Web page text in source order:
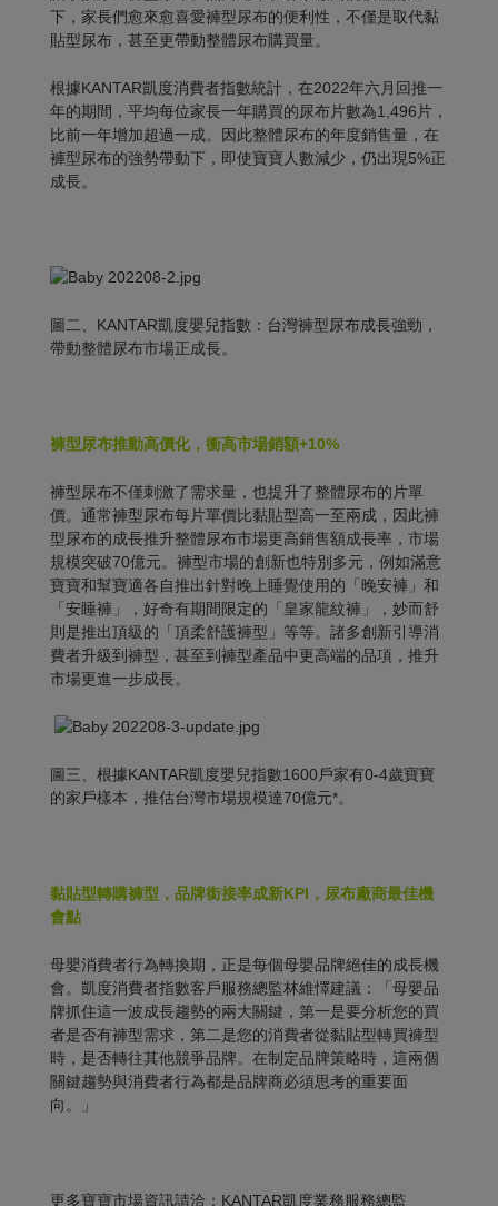
下，家長們愈來愈喜愛褲型尿布的便利性，不僅是取代黏
貼型尿布，甚至更帶動整體尿布購買量。
根據KANTAR凱度消費者指數統計，在2022年六月回推一
年的期間，平均每位家長一年購買的尿布片數為1,496片，
比前一年增加超過一成。因此整體尿布的年度銷售量，在
褲型尿布的強勢帶動下，即使寶寶人數減少，仍出現5%正
成長。
圖二、KANTAR凱度嬰兒指數：台灣褲型尿布成長強勁，
帶動整體尿布市場正成長。
褲型尿布推動高價化，衝高市場銷額+10%
褲型尿布不僅刺激了需求量，也提升了整體尿布的片單
價。通常褲型尿布每片單價比黏貼型高一至兩成，因此褲
型尿布的成長推升整體尿布市場更高銷售額成長率，市場
規模突破70億元。褲型市場的創新也特別多元，例如滿意
寶寶和幫寶適各自推出針對晚上睡覺使用的「晚安褲」和
「安睡褲」，好奇有期間限定的「皇家龍紋褲」，妙而舒
則是推出頂級的「頂柔舒護褲型」等等。諸多創新引導消
費者升級到褲型，甚至到褲型產品中更高端的品項，推升
市場更進一步成長。
圖三、根據KANTAR凱度嬰兒指數1600戶家有0-4歲寶寶
的家戶樣本，推估台灣市場規模達70億元*。
黏貼型轉購褲型，品牌銜接率成新KPI，尿布廠商最佳機
會點
母嬰消費者行為轉換期，正是每個母嬰品牌絕佳的成長機
會。凱度消費者指數客戶服務總監林維懌建議：「母嬰品
牌抓住這一波成長趨勢的兩大關鍵，第一是要分析您的買
者是否有褲型需求，第二是您的消費者從黏貼型轉買褲型
時，是否轉往其他競爭品牌。在制定品牌策略時，這兩個
關鍵趨勢與消費者行為都是品牌商必須思考的重要面
向。」
更多寶寶市場資訊請洽：KANTAR凱度業務服務總監